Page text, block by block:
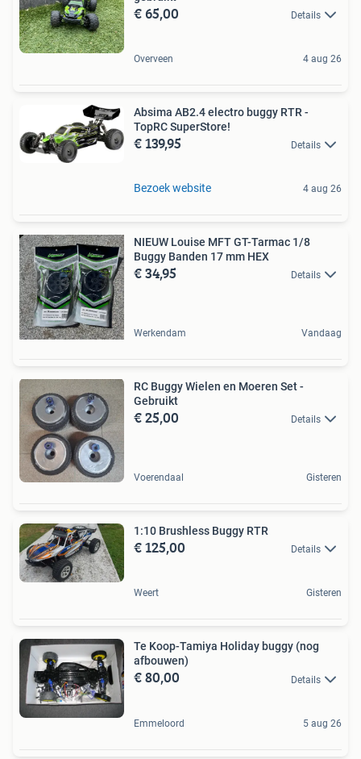
€ 65,00 Details
Overveen 4 aug 26
Absima AB2.4 electro buggy RTR -
TopRC SuperStore!
€ 139,95 Details
Bezoek website 4 aug 26
NIEUW Louise MFT GT-Tarmac 1/8
Buggy Banden 17 mm HEX
€ 34,95 Details
Werkendam Vandaag
RC Buggy Wielen en Moeren Set -
Gebruikt
€ 25,00 Details
Voerendaal Gisteren
1:10 Brushless Buggy RTR
€ 125,00 Details
Weert Gisteren
Te Koop-Tamiya Holiday buggy (nog
afbouwen)
€ 80,00 Details
Emmeloord 5 aug 26